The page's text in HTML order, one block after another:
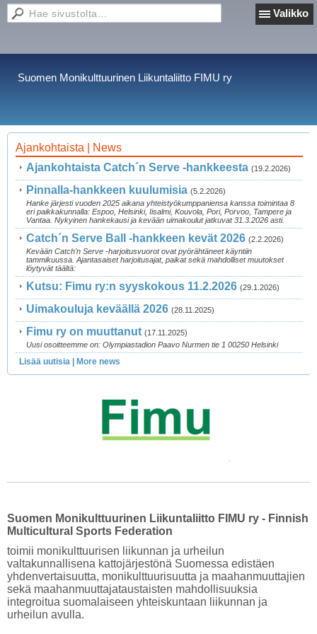
Valikko
Suomen Monikulttuurinen Liikuntaliitto FIMU ry
Ajankohtaista | News
Ajankohtaista Catch´n Serve -hankkeesta (19.2.2026)
Pinnalla-hankkeen kuulumisia (5.2.2026)
Hanke järjesti vuoden 2025 aikana yhteistyökumppaniensa kanssa toimintaa 8
eri paikkakunnalla: Espoo, Helsinki, Iisalmi, Kouvola, Pori, Porvoo, Tampere ja
Vantaa. Nykyinen hankekausi ja kevään uimakoulut jatkuvat 31.3.2026 asti.
Catch´n Serve Ball -hankkeen kevät 2026 (2.2.2026)
Kevään Catch’n Serve -harjoitusvuorot ovat pyörähtäneet käyntiin
tammikuussa. Ajantasaiset harjoitusajat, paikat sekä mahdolliset muutokset
löytyvät täältä:
Kutsu: Fimu ry:n syyskokous 11.2.2026 (29.1.2026)
Uimakouluja keväällä 2026 (28.11.2025)
Fimu ry on muuttanut (17.11.2025)
Uusi osoitteemme on: Olympiastadion Paavo Nurmen tie 1 00250 Helsinki
Lisää uutisia | More news
Suomen Monikulttuurinen Liikuntaliitto FIMU ry - Finnish
Multicultural Sports Federation
toimii monikulttuurisen liikunnan ja urheilun
valtakunnallisena kattojärjestönä Suomessa edistäen
yhdenvertaisuutta, monikulttuurisuutta ja maahanmuuttajien
sekä maahanmuuttajataustaisten mahdollisuuksia
integroitua suomalaiseen yhteiskuntaan liikunnan ja
urheilun avulla.